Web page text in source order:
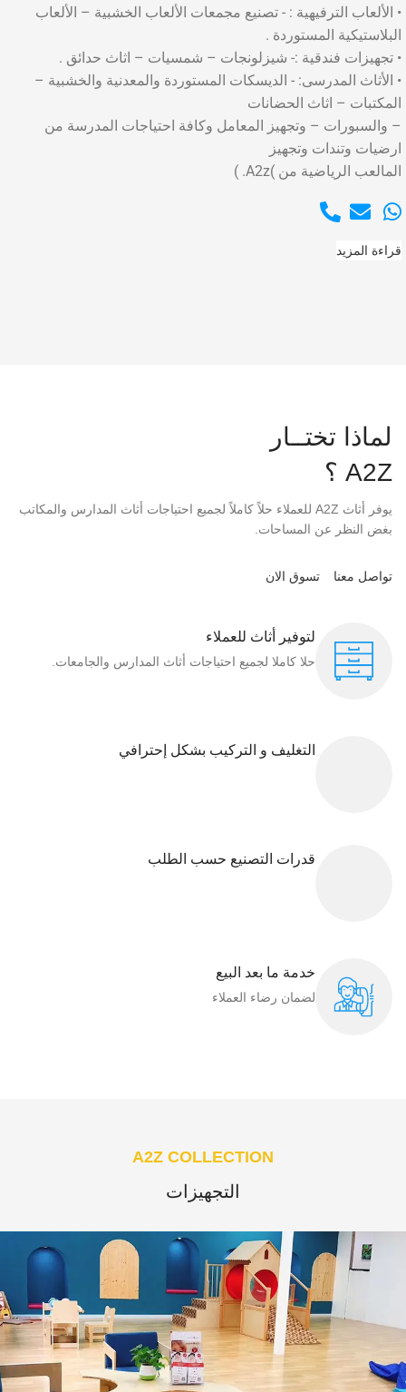
• الألعاب الترفيهية : - تصنيع مجمعات الألعاب الخشبية – الألعاب
البلاستيكية المستوردة .
• تجهيزات فندقية :- شيزلونجات – شمسيات – اثاث حدائق .
• الأثاث المدرسى: - الديسكات المستوردة والمعدنية والخشبية –
المكتبات – اثاث الحضانات
– والسبورات – وتجهيز المعامل وكافة احتياجات المدرسة من
ارضيات وتندات وتجهيز
المالعب الرياضية من )A2z. )
قراءة المزيد
لماذا تختــار
A2Z ؟
يوفر أثاث A2Z للعملاء حلاً كاملاً لجميع احتياجات أثاث المدارس والمكاتب
بغض النظر عن المساحات.
تواصل معنا تسوق الان
لتوفير أثاث للعملاء
حلا كاملا لجميع احتياجات أثاث المدارس والجامعات.
التغليف و التركيب بشكل إحترافي
قدرات التصنيع حسب الطلب
خدمة ما بعد البيع
لضمان رضاء العملاء​
A2Z COLLECTION
التجهيزات